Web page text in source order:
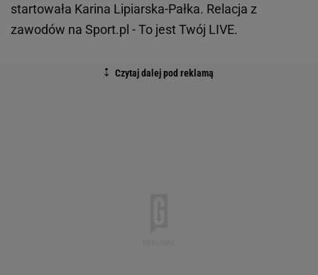
startowała Karina Lipiarska-Pałka. Relacja z
zawodów na Sport.pl - To jest Twój LIVE.